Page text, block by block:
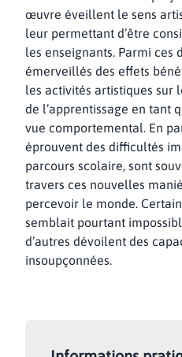
œuvre éveillent le sens
leur permettant d’être
les enseignants. Parmi ces
émerveillés des effets
les activités artistiques sur
de l’apprentissage en tant
vue comportemental. En
éprouvent des difficultés
parcours scolaire, sont
travers ces nouvelles
percevoir le monde.
semblait pourtant
d’autres dévoilent des
insoupçonnées.